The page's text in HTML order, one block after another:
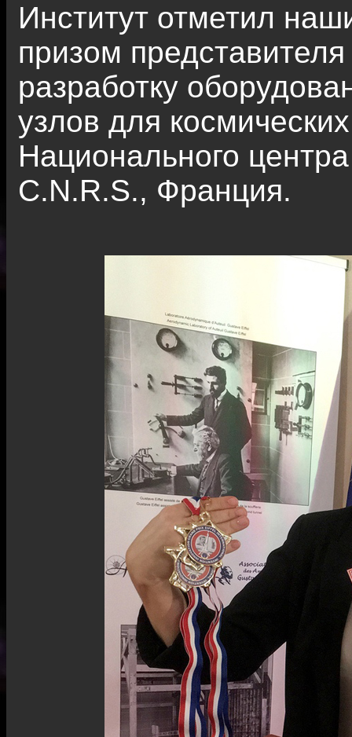
Институт отметил
призом
разработку
узлов для
Национального
С.N.R.S., Франция.